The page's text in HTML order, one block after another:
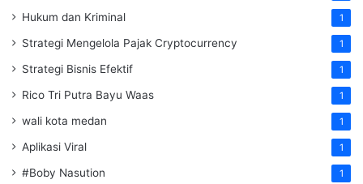
Hukum dan Kriminal 1
Strategi Mengelola Pajak Cryptocurrency 1
Strategi Bisnis Efektif 1
Rico Tri Putra Bayu Waas 1
wali kota medan 1
Aplikasi Viral 1
#Boby Nasution 1